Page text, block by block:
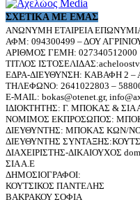
ΣΧΕΤΙΚΆ ΜΕ ΕΜΆΣ
ΑΝΩΝΥΜΗ ΕΤΑΙΡΕΙΑ
ΑΦΜ: 094300499 – ΔΟΥ
ΑΡΙΘΜΟΣ ΓΕΜΗ: 027340512000
ΤΙΤΛΟΣ
ΕΔΡΑ-ΔΙΕΥΘΥΝΣΗ: ΚΑΒΑΦΗ 2 –
ΤΗΛΕΦΩΝΟ: 2641022803 –
E-MAIL: bokas@otenet.gr,
ΙΔΙΟΚΤΗΤΗΣ: Γ. ΜΠΟΚΑΣ & ΣΙΑ
ΝΟΜΙΜΟΣ ΕΚΠΡΟΣΩΠΟΣ:
ΔΙΕΥΘΥΝΤΗΣ: ΜΠΟΚΑΣ ΚΩΝ/
ΔΙΕΥΘΥΝΤΗΣ
ΔΙΑΧΕΙΡΙΣΤΗΣ-ΔΙΚΑΙΟΥΧΟΣ
ΣΙΑ Α.Ε
ΔΗΜΟΣΙΟΓΡΑΦΟΙ:
ΚΟΥΤΣΙΚΟΣ ΠΑΝΤΕΛΗΣ
ΒΑΚΡΑΚΟΥ ΣΟΦΙΑ